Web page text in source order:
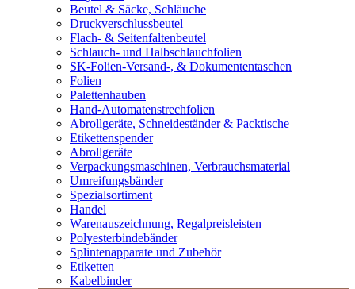
Beutel & Säcke, Schläuche
Druckverschlussbeutel
Flach- & Seitenfaltenbeutel
Schlauch- und Halbschlauchfolien
SK-Folien-Versand-, & Dokumententaschen
Folien
Palettenhauben
Hand-Automatenstrechfolien
Abrollgeräte, Schneideständer & Packtische
Etikettenspender
Abrollgeräte
Verpackungsmaschinen, Verbrauchsmaterial
Umreifungsbänder
Spezialsortiment
Handel
Warenauszeichnung, Regalpreisleisten
Polyesterbindebänder
Splintenapparate und Zubehör
Etiketten
Kabelbinder